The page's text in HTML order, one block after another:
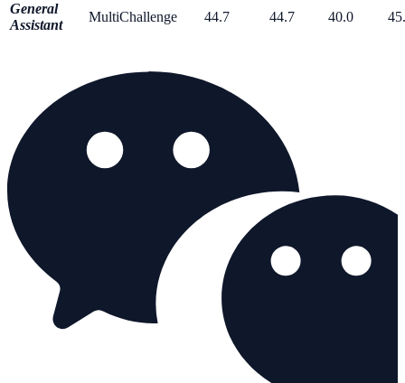
General
Assistant
MultiChallenge 44.7 44.7 40.0